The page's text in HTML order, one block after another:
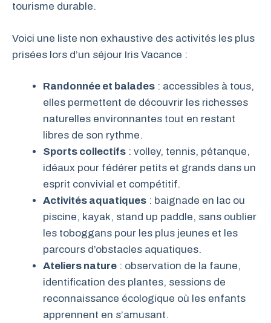
tourisme durable.
Voici une liste non exhaustive des activités les plus
prisées lors d’un séjour Iris Vacance :
Randonnée et balades : accessibles à tous,
elles permettent de découvrir les richesses
naturelles environnantes tout en restant
libres de son rythme.
Sports collectifs : volley, tennis, pétanque,
idéaux pour fédérer petits et grands dans un
esprit convivial et compétitif.
Activités aquatiques : baignade en lac ou
piscine, kayak, stand up paddle, sans oublier
les toboggans pour les plus jeunes et les
parcours d’obstacles aquatiques.
Ateliers nature : observation de la faune,
identification des plantes, sessions de
reconnaissance écologique où les enfants
apprennent en s’amusant.